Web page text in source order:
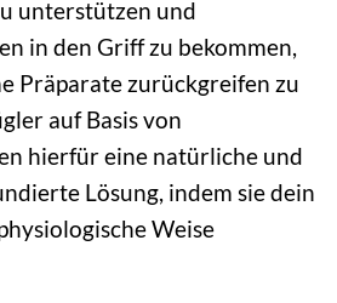
unterstützen und
in den Griff zu bekommen,
Präparate zurückgreifen zu
auf Basis von
hierfür eine natürliche und
Lösung, indem sie dein
Weise